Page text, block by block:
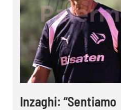
Inzaghi: “Sentiamo